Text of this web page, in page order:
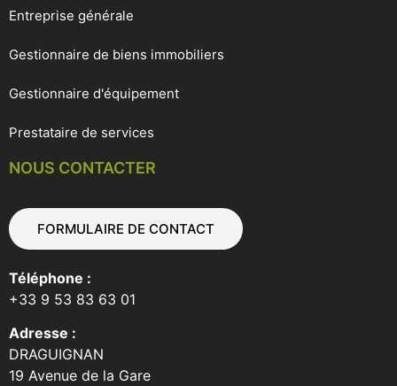
Entreprise générale
Gestionnaire de biens immobiliers
Gestionnaire d'équipement
Prestataire de services
NOUS CONTACTER
FORMULAIRE DE CONTACT
Téléphone :
+33 9 53 83 63 01
Adresse :
DRAGUIGNAN
19 Avenue de la Gare